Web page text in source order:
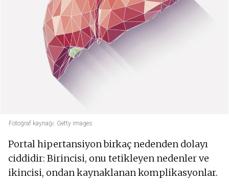
Fotoğraf kaynağı: Getty images
Portal hipertansiyon birkaç nedenden dolayı
ciddidir: Birincisi, onu tetikleyen nedenler ve
ikincisi, ondan kaynaklanan komplikasyonlar.